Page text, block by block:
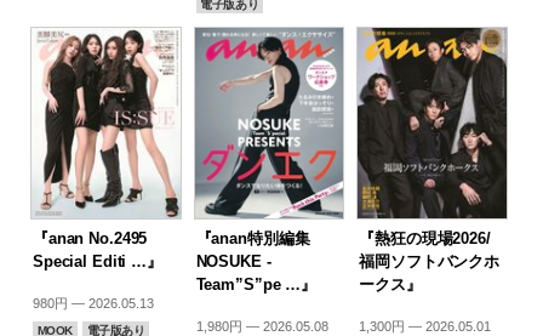
電子版あり
『anan No.2495
Special Editi …』
980円 — 2026.05.13
MOOK 電子版あり
『anan特別編集
NOSUKE -
Team”S”pe …』
1,980円 — 2026.05.08
『熱狂の現場2026/
福岡ソフトバンクホ
ークス』
1,300円 — 2026.05.01